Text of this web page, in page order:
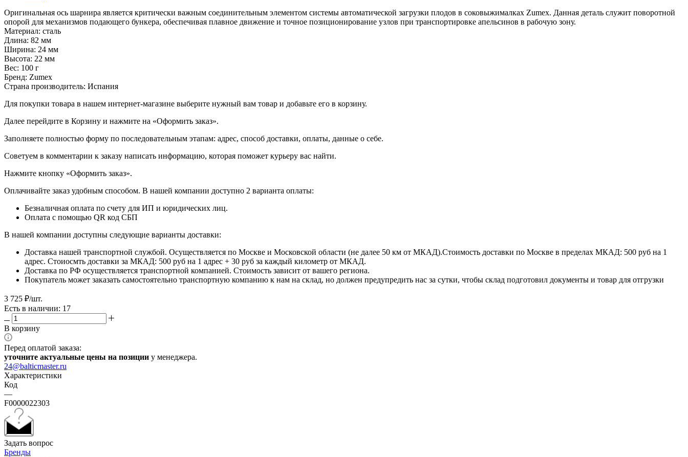
Оригинальная ось шарнира является критически важным соединительным элементом системы автоматической загрузки плодов в соковыжималках Zumex. Данная деталь служит поворотной
опорой для механизмов подающего бункера, обеспечивая плавное движение и точное позиционирование узлов при транспортировке апельсинов в рабочую зону.
Материал: сталь
Длина: 82 мм
Ширина: 24 мм
Высота: 22 мм
Вес: 100 г
Бренд: Zumex
Страна производитель: Испания
Для покупки товара в нашем интернет-магазине выберите нужный вам товар и добавьте его в корзину.
Далее перейдите в Корзину и нажмите на «Оформить заказ».
​​​​​​​Заполняете полностью форму по последовательным этапам: адрес, способ доставки, оплаты, данные о себе.
​​​​​​​Советуем в комментарии к заказу написать информацию, которая поможет курьеру вас найти.
​​​​​​​Нажмите кнопку «Оформить заказ».
Оплачивайте заказ удобным способом. В нашей компании доступно 2 варианта оплаты:
Безналичная оплата по счету для ИП и юридических лиц.
Оплата с помощью QR код СБП
В нашей компании доступны следующие варианты доставки:
Доставка нашей транспортной службой. Осуществляется по Москве и Московской области (не далее 50 км от МКАД).Стоимость доставки по Москве в пределах МКАД: 500 руб на 1
адрес. Стоиосмть доставки за МКАД: 500 руб на 1 адрес + 30 руб за каждый километр от МКАД.
Доставка по РФ осуществляется транспортной компанией. Стоимость зависит от вашего региона.
Покупатель может заказать самостоятельно транспортную компанию к нам на склад, но должен предупредить нас за сутки, чтобы склад подготовил документы и товар для отгрузки
3 725 ₽/шт.
Есть в наличии: 17
В корзину
Перед оплатой заказа:
уточните актуальные цены на позиции у менеджера.
24@balticmaster.ru
Характеристики
Код
—
F0000022303
Задать вопрос
Бренды